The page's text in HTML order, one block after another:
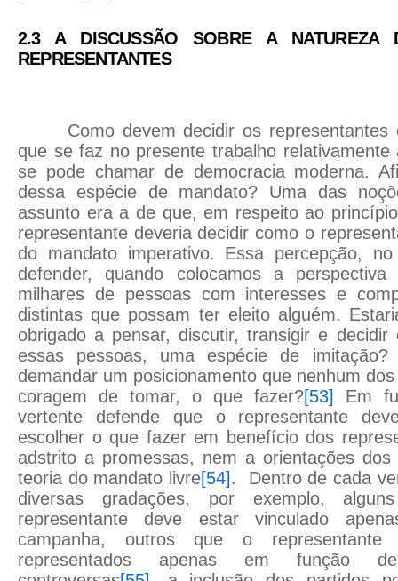
2.3 A DISCUSSÃO SOBRE A NATUREZA
REPRESENTANTES
Como devem decidir os
que se faz no presente trabalho
se pode chamar de democracia moderna.
dessa espécie de mandato? Uma das
assunto era a de que, em respeito ao
representante deveria decidir como o
do mandato imperativo. Essa percepção,
defender, quando colocamos a
milhares de pessoas com interesses e
distintas que possam ter eleito alguém.
obrigado a pensar, discutir, transigir e
essas pessoas, uma espécie de
demandar um posicionamento que nenhum
coragem de tomar, o que fazer?[53]
Em
vertente defende que o representante
escolher o que fazer em benefício dos
adstrito a promessas, nem a orientações
teoria do mandato livre[54]. Dentro de cada
diversas gradações, por exemplo,
representante deve estar vinculado
campanha, outros que o
representados apenas em função